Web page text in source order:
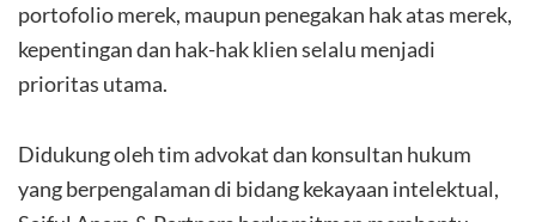
portofolio merek, maupun penegakan hak atas merek,
kepentingan dan hak-hak klien selalu menjadi
prioritas utama.
Didukung oleh tim advokat dan konsultan hukum
yang berpengalaman di bidang kekayaan intelektual,